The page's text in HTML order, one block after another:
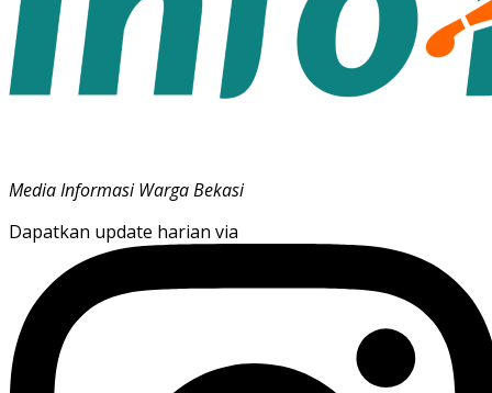
Media Informasi Warga Bekasi
Dapatkan update harian via